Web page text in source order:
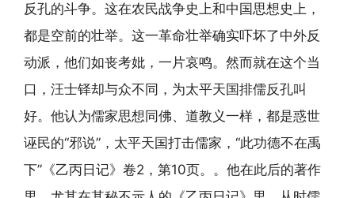
反孔的斗争。这在农民战争史上和中国思想史上，
都是空前的壮举。这一革命壮举确实吓坏了中外反
动派，他们如丧考妣，一片哀鸣。然而就在这个当
口，汪士铎却与众不同，为太平天国排儒反孔叫
好。他认为儒家思想同佛、道教义一样，都是惑世
诬民的“邪说”，太平天国打击儒家，“此功德不在禹
下”《乙丙日记》卷2，第10页。。他在此后的著作